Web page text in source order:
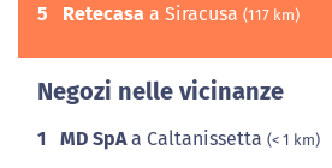
5 Retecasa a Siracusa (117 km)
Negozi nelle vicinanze
1 MD SpAa Caltanissetta (< 1 km)